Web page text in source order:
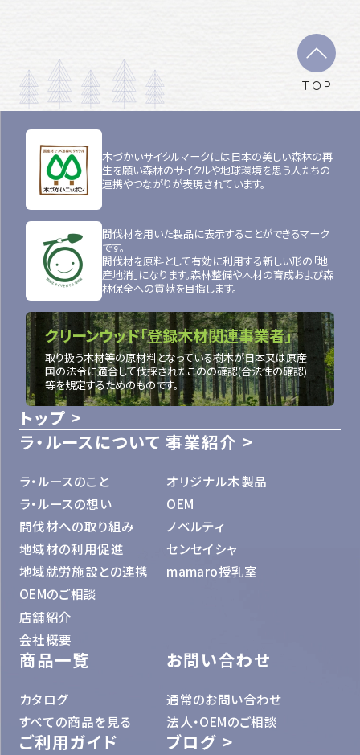
TOP
トップ
ラ・ルースについて
ラ・ルースのこと
ラ・ルースの想い
間伐材への取り組み
地域材の利用促進
地域就労施設との連携
OEMのご相談
店舗紹介
会社概要
事業紹介
オリジナル木製品
OEM
ノベルティ
センセイシャ
mamaro授乳室
商品一覧
カタログ
すべての商品を見る
お問い合わせ
通常のお問い合わせ
法人・OEMのご相談
ご利用ガイド ブログ
木づかいサイクルマークには日本の美しい森林の再
生を願い森林のサイクルや地球環境を思う人たちの
連携やつながりが表現されています。
間伐材を用いた製品に表示することができるマーク
です。
間伐材を原料として有効に利用する新しい形の「地
産地消」になります。森林整備や木材の育成および森
林保全への貢献を目指します。
クリーンウッド「登録木材関連事業者」
取り扱う木材等の原材料となっている樹木が日本又は原産
国の法令に適合して伐採されたこのの確認(合法性の確認)
等を規定するためのものです。